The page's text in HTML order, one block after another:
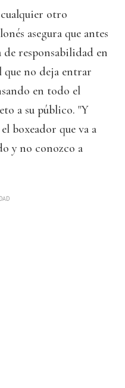
otro
asegura que antes
de responsabilidad en
que no deja entrar
en todo el
a su público. "Y
boxeador que va a
y no conozco a